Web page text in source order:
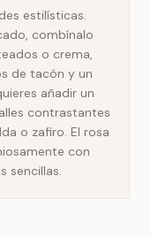
estilísticas.
combínalo
o crema,
de tacón y un
añadir un
contrastantes
o zafiro. El rosa
con
sencillas.